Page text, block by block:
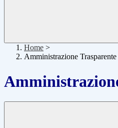
Home >
Amministrazione Trasparente